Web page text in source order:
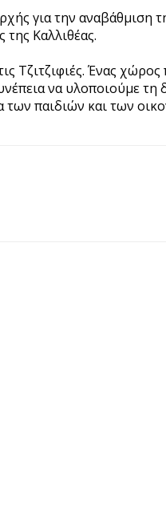
για την αναβάθμιση
Καλλιθέας.
Τζιτζιφιές. Ένας
να υλοποιούμε τη
παιδιών και των